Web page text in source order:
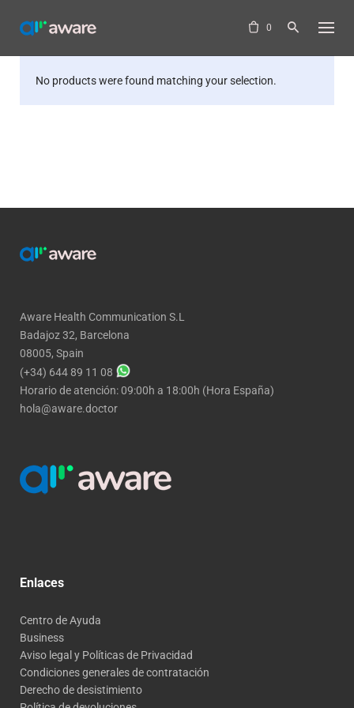
content
0
No products were found matching your selection.
Aware Health Communication S.L
Badajoz 32, Barcelona
08005, Spain
(+34) 644 89 11 08
Horario de atención: 09:00h a 18:00h (Hora España)
hola@aware.doctor
Enlaces
Centro de Ayuda
Business
Aviso legal y Políticas de Privacidad
Condiciones generales de contratación
Derecho de desistimiento